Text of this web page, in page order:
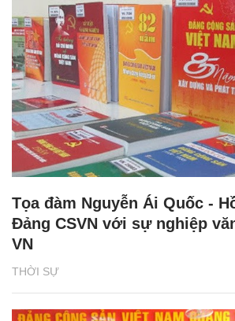
THỜI SỰ
Tọa đàm Nguyễn Ái Quốc -
Đảng CSVN với sự nghiệp
VN